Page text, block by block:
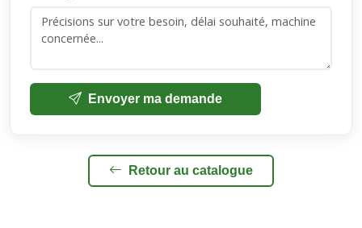
Envoyer ma demande
Retour au catalogue